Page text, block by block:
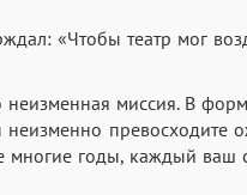
«Чтобы театр мог
неизменная миссия. В
превосходите
годы, каждый ваш